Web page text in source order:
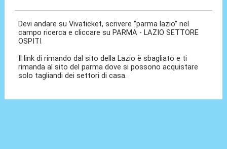
Devi andare su Vivaticket, scrivere "parma lazio" nel
campo ricerca e cliccare su PARMA - LAZIO SETTORE
OSPITI
Il link di rimando dal sito della Lazio è sbagliato e ti
rimanda al sito del parma dove si possono acquistare
solo tagliandi dei settori di casa.